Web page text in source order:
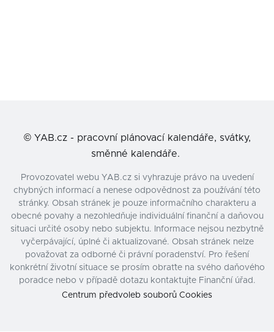
© YAB.cz - pracovní plánovací kalendáře, svátky,
směnné kalendáře.
Provozovatel webu YAB.cz si vyhrazuje právo na uvedení
chybných informací a nenese odpovědnost za používání této
stránky. Obsah stránek je pouze informačního charakteru a
obecné povahy a nezohledňuje individuální finanční a daňovou
situaci určité osoby nebo subjektu. Informace nejsou nezbytně
vyčerpávající, úplné či aktualizované. Obsah stránek nelze
považovat za odborné či právní poradenství. Pro řešení
konkrétní životní situace se prosím obraťte na svého daňového
poradce nebo v případě dotazu kontaktujte Finanční úřad.
Centrum předvoleb souborů Cookies